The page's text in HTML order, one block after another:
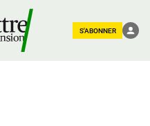
S'ABONNER